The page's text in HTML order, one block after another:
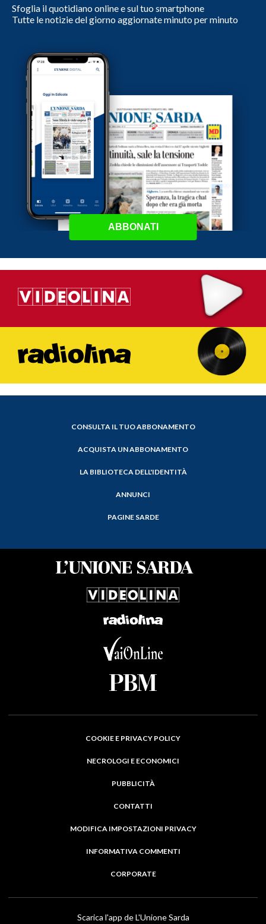
Sfoglia il quotidiano online e sul tuo smartphone
Tutte le notizie del giorno aggiornate minuto per minuto
ABBONATI
CONSULTA IL TUO ABBONAMENTO
ACQUISTA UN ABBONAMENTO
LA BIBLIOTECA DELL'IDENTITÀ
ANNUNCI
PAGINE SARDE
COOKIE E PRIVACY POLICY
NECROLOGI E ECONOMICI
PUBBLICITÀ
CONTATTI
MODIFICA IMPOSTAZIONI PRIVACY
INFORMATIVA COMMENTI
CORPORATE
Scarica l'app de L'Unione Sarda